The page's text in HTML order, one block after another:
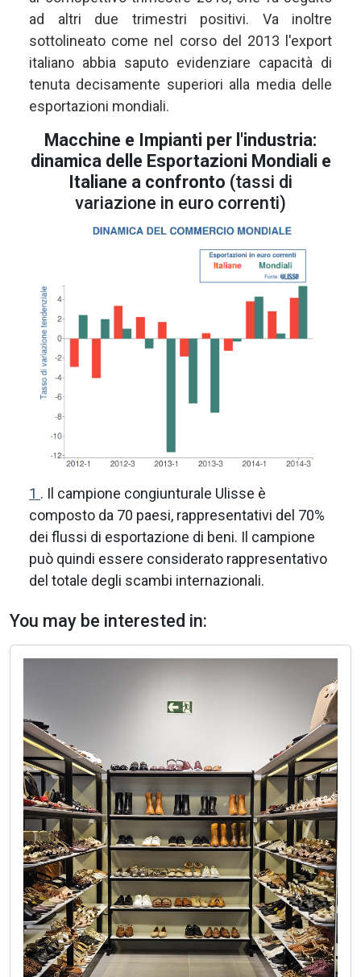
ad altri due trimestri positivi. Va inoltre
sottolineato come nel corso del 2013 l'export
italiano abbia saputo evidenziare capacità di
tenuta decisamente superiori alla media delle
esportazioni mondiali.
Macchine e Impianti per l'industria:
dinamica delle Esportazioni Mondiali e
Italiane a confronto (tassi di
variazione in euro correnti)
1 . Il campione congiunturale Ulisse è
composto da 70 paesi, rappresentativi del 70%
dei flussi di esportazione di beni. Il campione
può quindi essere considerato rappresentativo
del totale degli scambi internazionali.
You may be interested in: